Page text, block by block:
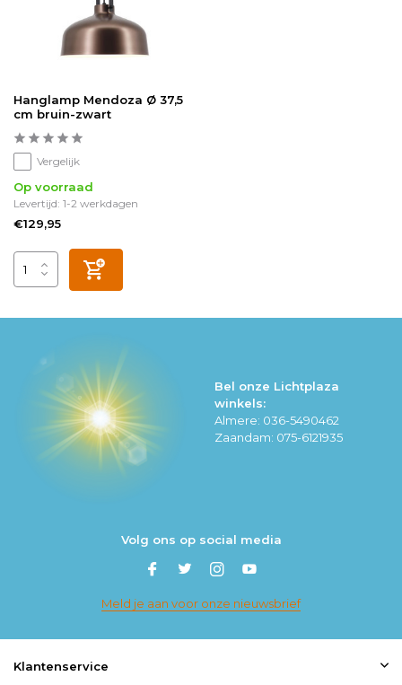
Hanglamp Mendoza Ø 37,5
cm bruin-zwart
Vergelijk
Op voorraad
Levertijd: 1-2 werkdagen
€129,95
Bel onze Lichtplaza
winkels:
Almere: 036-5490462
Zaandam: 075-6121935
Volg ons op social media
Meld je aan voor onze nieuwsbrief
Klantenservice